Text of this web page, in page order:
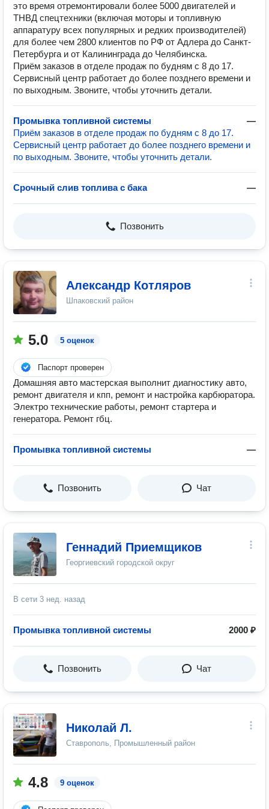
это время отремонтировали более 5000 двигателей и
ТНВД спецтехники (включая моторы и топливную
аппаратуру всех популярных и редких производителей)
для более чем 2800 клиентов по РФ от Адлера до Санкт-
Петербурга и от Калининграда до Челябинска.
Приём заказов в отделе продаж по будням с 8 до 17.
Сервисный центр работает до более позднего времени и
по выходным. Звоните, чтобы уточнить детали.
Промывка топливной системы
—
Приём заказов в отделе продаж по будням с 8 до 17.
Сервисный центр работает до более позднего времени и
по выходным. Звоните, чтобы уточнить детали.
Срочный слив топлива с бака —
Позвонить
Александр Котляров
Шпаковский район
5.0 5 оценок
Паспорт проверен
Домашняя авто мастерская выполнит диагностику авто,
ремонт двигателя и кпп, ремонт и настройка карбюратора.
Электро технические работы, ремонт стартера и
генератора. Ремонт гбц.
Промывка топливной системы —
Позвонить Чат
Геннадий Приемщиков
Георгиевский городской округ
В сети 3 нед. назад
Промывка топливной системы 2000 ₽
Позвонить Чат
Николай Л.
Ставрополь, Промышленный район
4.8 9 оценок